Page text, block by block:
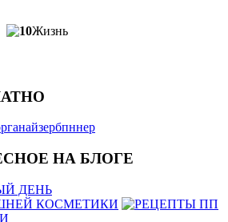
Жизнь
НА БЛОГЕ